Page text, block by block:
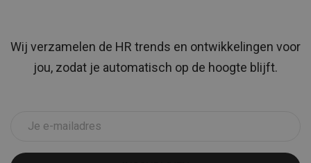
Wij verzamelen de HR trends en ontwikkelingen voor
jou, zodat je automatisch op de hoogte blijft.